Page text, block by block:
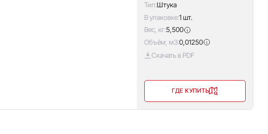
Тип:Штука
В упаковке:1 шт.
Вес, кг:5,500
Объём, м3:0,01250
Скачать в PDF
ГДЕ КУПИТЬ